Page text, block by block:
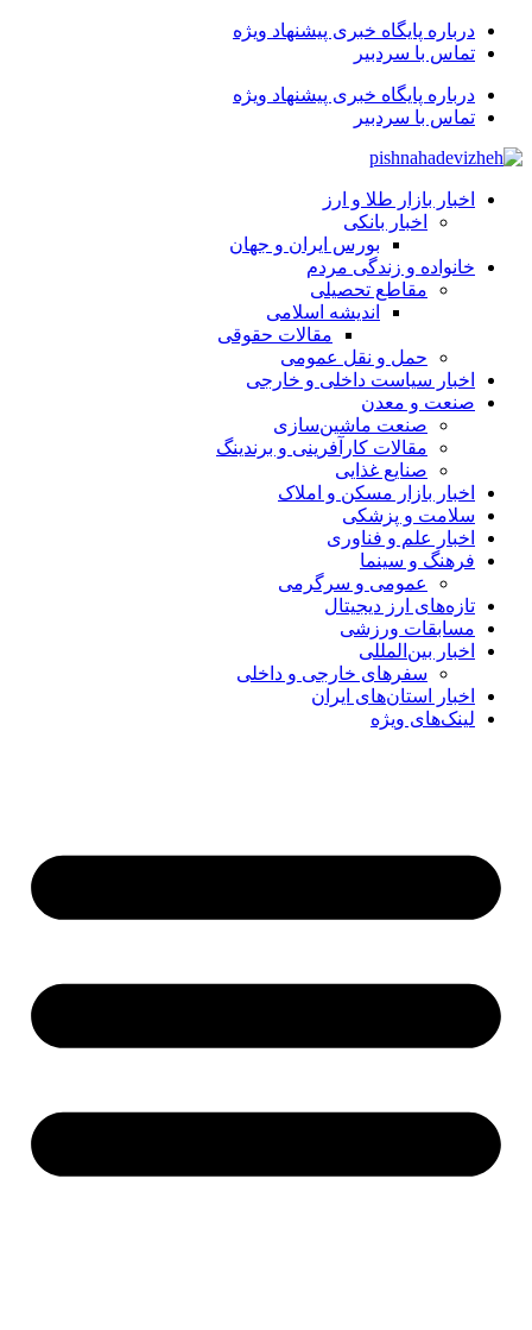
درباره پایگاه خبری پیشنهاد ویژه
تماس با سردبیر
درباره پایگاه خبری پیشنهاد ویژه
تماس با سردبیر
اخبار بازار طلا و ارز
اخبار بانکی
بورس ایران و جهان
خانواده و زندگی مردم
مقاطع تحصیلی
اندیشه اسلامی
مقالات حقوقی
حمل و نقل عمومی
اخبار سیاست داخلی و خارجی
صنعت و معدن
صنعت ماشین‌سازی
مقالات کارآفرینی و برندینگ
صنایع غذایی
اخبار بازار مسکن و املاک
سلامت و پزشکی
اخبار علم و فناوری
فرهنگ و سینما
عمومی و سرگرمی
تازه‌های ارز دیجیتال
مسابقات ورزشی
اخبار بین‌المللی
سفرهای خارجی و داخلی
اخبار استان‌های ایران
لینک‌های ویژه